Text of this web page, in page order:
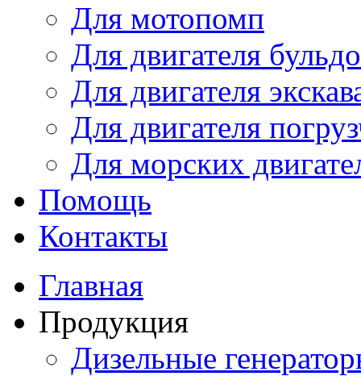
Для мотопомп
Для двигателя
Для двигателя
Для двигателя
Для морских
Помощь
Контакты
Главная
Продукция
Дизельные